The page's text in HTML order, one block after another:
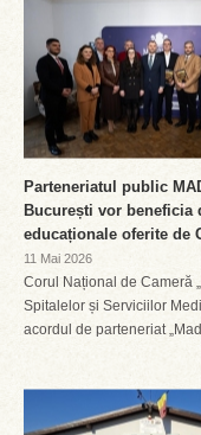
Parteneriatul public
București vor
educaționale oferite de
11 Mai 2026
Corul Național de Cameră
Spitalelor și Serviciilor
acordul de parteneriat